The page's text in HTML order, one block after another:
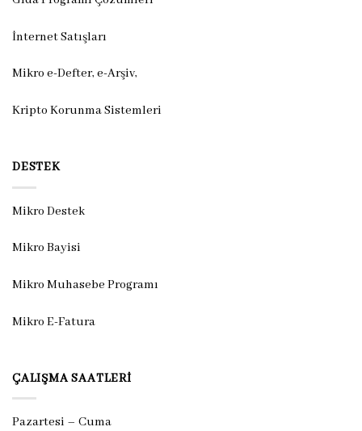
İnternet Satışları
Mikro e-Defter, e-Arşiv,
Kripto Korunma Sistemleri
DESTEK
Mikro Destek
Mikro Bayisi
Mikro Muhasebe Programı
Mikro E-Fatura
ÇALIŞMA SAATLERI
Pazartesi – Cuma